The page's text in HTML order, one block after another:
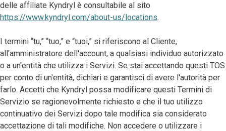
delle affiliate Kyndryl è consultabile al sito
https://www.kyndryl.com/about-us/locations.
I termini “tu,” “tuo,” e “tuoi,” si riferiscono al Cliente,
all'amministratore dell'account, a qualsiasi individuo autorizzato
o a un'entità che utilizza i Servizi. Se stai accettando questi TOS
per conto di un'entità, dichiari e garantisci di avere l'autorità per
farlo. Accetti che Kyndryl possa modificare questi Termini di
Servizio se ragionevolmente richiesto e che il tuo utilizzo
continuativo dei Servizi dopo tale modifica sia considerato
accettazione di tali modifiche. Non accedere o utilizzare i